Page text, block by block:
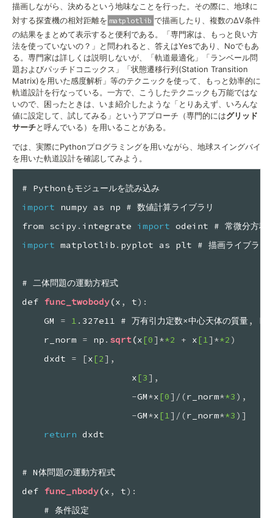
描画しながら、決めるという地味なことを行った。その際に、地球に
対する探査機の相対距離を matplotlib で描画したり、複数のΔV条件
の結果をまとめて表示すると便利である。「専門家は、もっと良い方
法を使っていないの？」と問われると、答えはYesであり、Noでもあ
る。専門家は詳しくは説明しないが、「軌道最適化」「ランベール問
題およびパッチドコニックス」「状態遷移行列(Station Transition
Matrix)を用いた感度解析」等のテクニックを使って、もっと効率的に
軌道設計を行なっている。一方で、こうしたテクニックも万能ではな
いので、困ったときは、いま紹介したような「とりあえず、いろんな
値に設定して、試してみる」というアプローチ（専門的にはグリッド
サーチと呼んでいる）を用いることがある。
では、実際にPythonプログラミングを用いながら、地球スイングバイ
を用いた軌道設計を確認してみよう。
# Pythonもモジュールを読み込み
import numpy as np # 数値計算ライブラリ
from scipy . integrate import odeint # 常微分方程式
import matplotlib . pyplot as plt # 描画ライブラリ
# 二体問題の運動方程式
def func_twobody(x , t) :
GM = 1 . 327e11 # 万有引力定数×中心天体の質量, km
r_norm = np . sqrt(x[0] **2 + x[1] **2 )
dxdt = [x[2] ,
x[3] ,
-GM*x[0] / (r_norm**3 ) ,
-GM*x[1] / (r_norm**3 ) ]
return dxdt
# N体問題の運動方程式
def func_nbody(x , t) :
# 条件設定